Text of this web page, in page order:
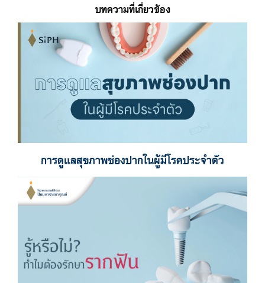
บทความที่เกี่ยวข้อง
การดูแลสุขภาพช่องปากในผู้มีโรคประจำตัว